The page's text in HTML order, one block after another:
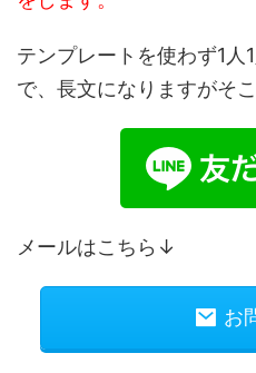
テンプレートを使わず1人
で、長文になりますがそ
メールはこちら↓
お